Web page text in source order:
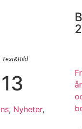
Text&Bild
, Nyheter,